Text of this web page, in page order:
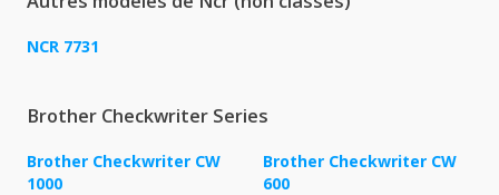
NCR 7731
Brother Checkwriter Series
Brother Checkwriter CW
1000
Brother Checkwriter CW
600